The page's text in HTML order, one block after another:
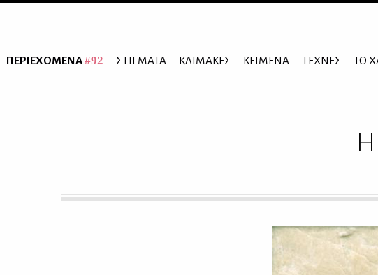
ΠΕΡΙΕΧΟΜΕΝΑ#92 ΣΤΙΓΜΑΤΑ ΚΛΙΜΑΚΕΣ ΚΕΙΜΕΝΑ ΤΕΧΝΕΣ ΤΟ